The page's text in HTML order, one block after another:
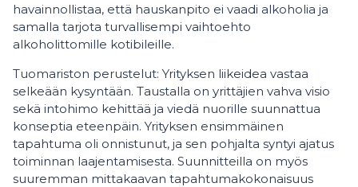
havainnollistaa, että hauskanpito ei vaadi alkoholia ja
samalla tarjota turvallisempi vaihtoehto
alkoholittomille kotibileille.
Tuomariston perustelut: Yrityksen liikeidea vastaa
selkeään kysyntään. Taustalla on yrittäjien vahva visio
sekä intohimo kehittää ja viedä nuorille suunnattua
konseptia eteenpäin. Yrityksen ensimmäinen
tapahtuma oli onnistunut, ja sen pohjalta syntyi ajatus
toiminnan laajentamisesta. Suunnitteilla on myös
suuremman mittakaavan tapahtumakokonaisuus